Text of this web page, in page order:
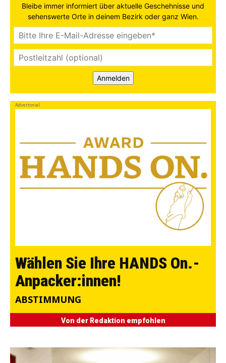
Bleibe immer informiert über aktuelle Geschehnisse und
sehenswerte Orte in deinem Bezirk oder ganz Wien.
Anmelden
Advertorial
Wählen Sie Ihre HANDS On.-
Anpacker:innen!
ABSTIMMUNG
Von der Redaktion empfohlen